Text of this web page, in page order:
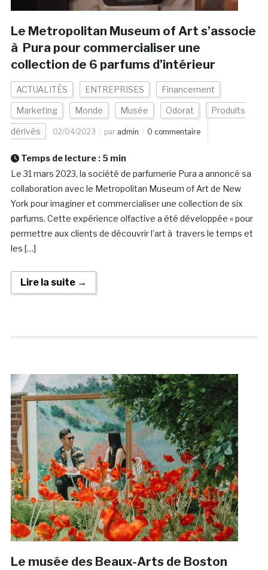
Le Metropolitan Museum of Art s’associe
à Pura pour commercialiser une
collection de 6 parfums d’intérieur
ACTUALITÉS ENTREPRISES Financement
Marketing Monde Musée Odorat Produits
dérivés 02/04/2023 par admin 0 commentaire
Temps de lecture : 5 min
Le 31 mars 2023, la société de parfumerie Pura a annoncé sa
collaboration avec le Metropolitan Museum of Art de New
York pour imaginer et commercialiser une collection de six
parfums. Cette expérience olfactive a été développée « pour
permettre aux clients de découvrir l’art à travers le temps et
les […]
Lire la suite →
Le musée des Beaux-Arts de Boston